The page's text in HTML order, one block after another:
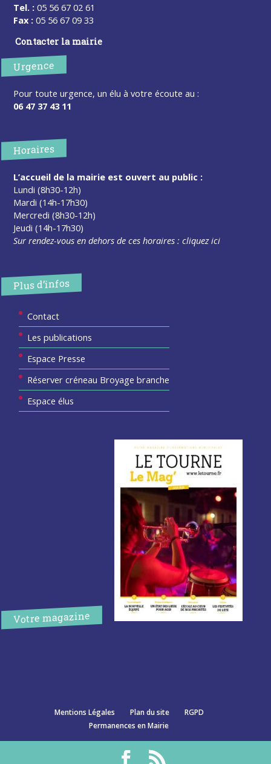
Tel. : 05 56 67 02 61
Fax : 05 56 67 09 33
Contacter la mairie
Urgence
Pour toute urgence, un élu à votre écoute au :
06 47 37 43 11
Horaires
L’accueil de la mairie est ouvert au public :
Lundi (8h30-12h)
Mardi (14h-17h30)
Mercredi (8h30-12h)
Jeudi (14h-17h30)
Sur rendez-vous en dehors de ces horaires :cliquez ici
Plus d’infos
Contact
Les publications
Espace Presse
Réserver créneau Broyage branche
Espace élus
Votre magazine
Mentions Légales Plan du site
RGPD
Permanences en Mairie